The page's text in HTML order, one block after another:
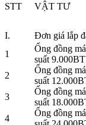
STT VẬT TƯ
I.
Đơn giá lắp
1
Ống đồng
suất
2
Ống đồng
suất
3
Ống đồng
suất
4
Ống đồng